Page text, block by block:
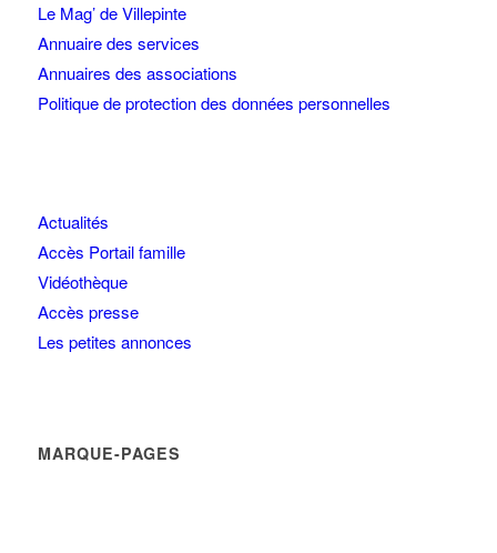
Le Mag’ de Villepinte
Annuaire des services
Annuaires des associations
Politique de protection des données personnelles
Actualités
Accès Portail famille
Vidéothèque
Accès presse
Les petites annonces
MARQUE-PAGES